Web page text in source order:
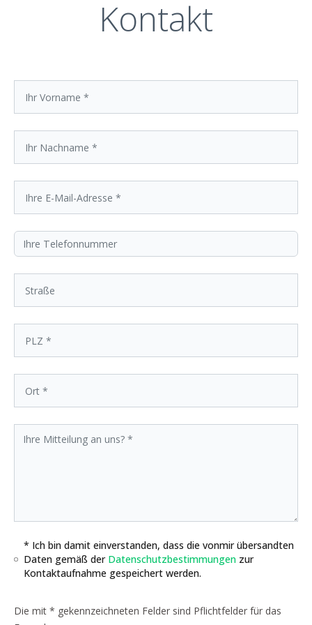
Kontakt
* Ich bin damit einverstanden, dass die vonmir übersandten
Daten gemäß der Datenschutzbestimmungen zur
Kontaktaufnahme gespeichert werden.
Die mit * gekennzeichneten Felder sind Pflichtfelder für das